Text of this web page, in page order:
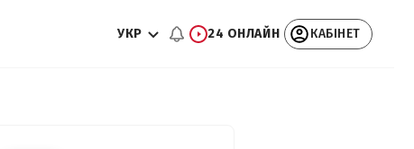
УКР 24 ОНЛАЙН КАБІНЕТ